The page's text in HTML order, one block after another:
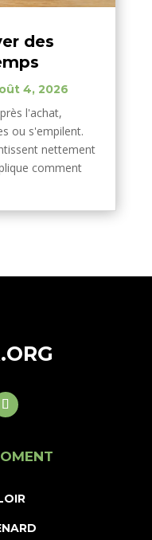
des
4, 2026
l'achat,
ou s'empilent.
nettement
comment